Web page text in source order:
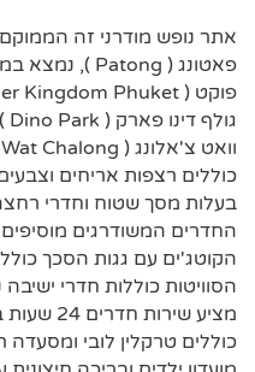
כוללים רצפות אריחים
בעלות מסך שטוח וחדרי
החדרים המשודרגים
הקוטג'ים עם גגות הסכך
הסוויטות כוללות חדרי
כוללים טרקלין לובי